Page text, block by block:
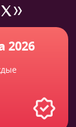
2026